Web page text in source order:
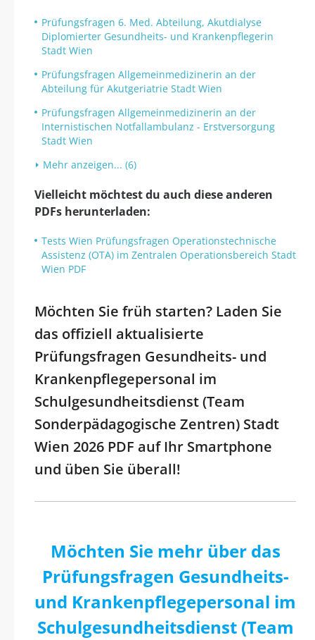
Prüfungsfragen 6. Med. Abteilung, Akutdialyse
Diplomierter Gesundheits- und Krankenpflegerin
Stadt Wien
Prüfungsfragen Allgemeinmedizinerin an der
Abteilung für Akutgeriatrie Stadt Wien
Prüfungsfragen Allgemeinmedizinerin an der
Internistischen Notfallambulanz - Erstversorgung
Stadt Wien
Mehr anzeigen... (6)
Vielleicht möchtest du auch diese anderen
PDFs herunterladen:
Tests Wien Prüfungsfragen Operationstechnische
Assistenz (OTA) im Zentralen Operationsbereich Stadt
Wien PDF
Möchten Sie früh starten? Laden Sie
das offiziell aktualisierte
Prüfungsfragen Gesundheits- und
Krankenpflegepersonal im
Schulgesundheitsdienst (Team
Sonderpädagogische Zentren) Stadt
Wien 2026 PDF auf Ihr Smartphone
und üben Sie überall!
Möchten Sie mehr über das
Prüfungsfragen Gesundheits-
und Krankenpflegepersonal im
Schulgesundheitsdienst (Team